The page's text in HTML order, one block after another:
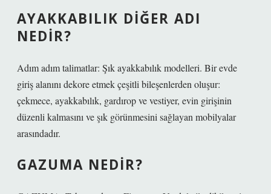
AYAKKABILIK DIĞER ADI
NEDIR?
Adım adım talimatlar: Şık ayakkabılık modelleri. Bir evde
giriş alanını dekore etmek çeşitli bileşenlerden oluşur:
çekmece, ayakkabılık, gardırop ve vestiyer, evin girişinin
düzenli kalmasını ve şık görünmesini sağlayan mobilyalar
arasındadır.
GAZUMA NEDIR?